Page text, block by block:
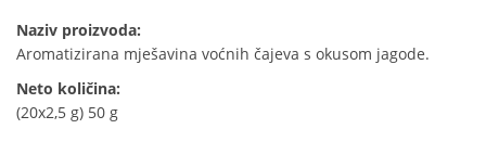
Naziv proizvoda:
Aromatizirana mješavina voćnih čajeva s okusom jagode.
Neto količina:
(20x2,5 g) 50 g